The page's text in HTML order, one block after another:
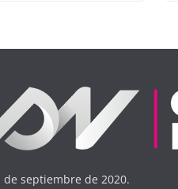
de septiembre de 2020.